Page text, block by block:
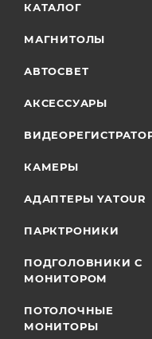
КАТАЛОГ
МАГНИТОЛЫ
АВТОСВЕТ
АКСЕССУАРЫ
КАМЕРЫ
АДАПТЕРЫ YATOUR
ПАРКТРОНИКИ
ПОДГОЛОВНИКИ С
МОНИТОРОМ
ПОТОЛОЧНЫЕ
МОНИТОРЫ